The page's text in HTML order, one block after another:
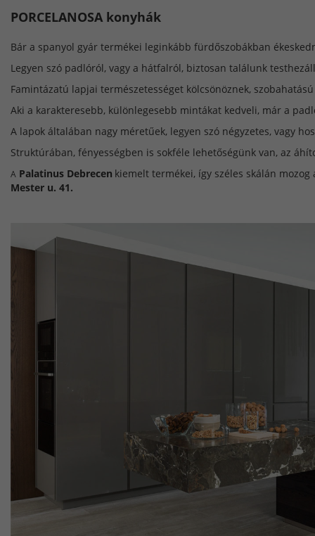
PORCELANOSA konyhák
Bár a spanyol gyár termékei leginkább fürdőszobákban
Legyen szó padlóról, vagy a hátfalról, biztosan találunk
Famintázatú lapjai természetességet kölcsönöznek,
Aki a karakteresebb, különlegesebb mintákat kedveli, már a
A lapok általában nagy méretűek, legyen szó négyzetes, vagy
Struktúrában, fényességben is sokféle lehetőségünk van, az
A Palatinus Debrecen kiemelt termékei, így széles skálán
Mester u. 41.